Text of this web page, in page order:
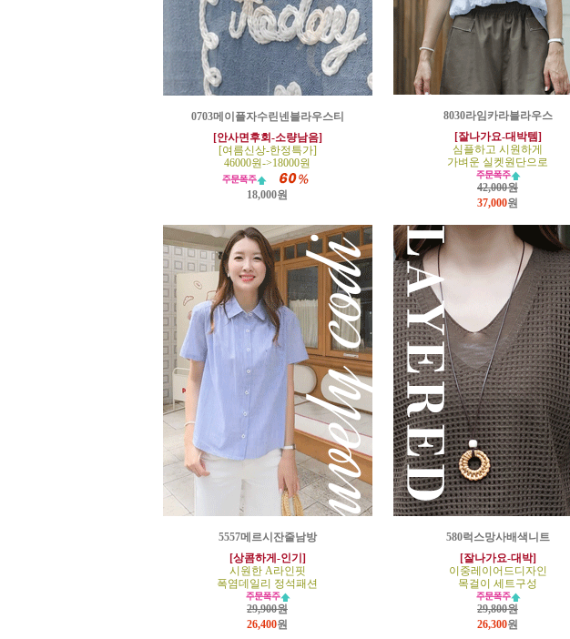
0703메이플자수린넨블라우스티
[안사면후회-소량남음]
[여름신상-한정특가]
46000원->18000원
18,000원
8030라임카라블라우스
[잘나가요-대박템]
심플하고 시원하게
가벼운 실켓원단으로
42,000원
37,000원
5557메르시잔줄남방
[상콤하게-인기]
시원한 A라인핏
폭염데일리 정석패션
29,900원
26,400원
580럭스망사배색니트
[잘나가요-대박]
이중레이어드디자인
목걸이 세트구성
29,800원
26,300원